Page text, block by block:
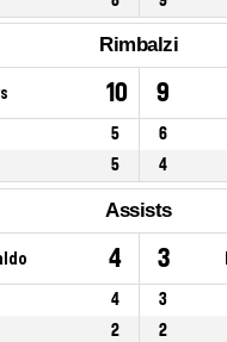
Rimbalzi
10 9
5 6
5 4
Assists
4 3
4 3
2 2